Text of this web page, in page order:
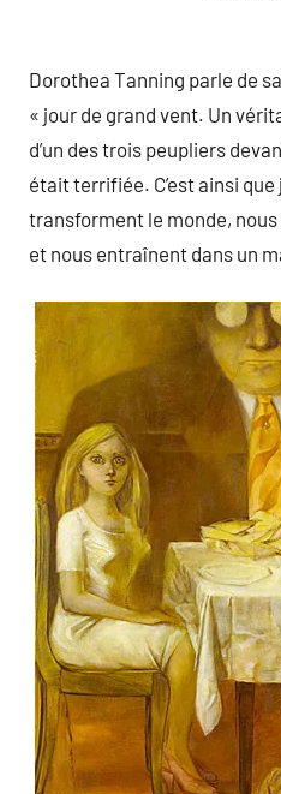
Dorothea Tanning parle de
« jour de grand vent. Un
d’un des trois peupliers
était terrifiée. C’est ainsi
transforment le monde,
et nous entraînent dans un